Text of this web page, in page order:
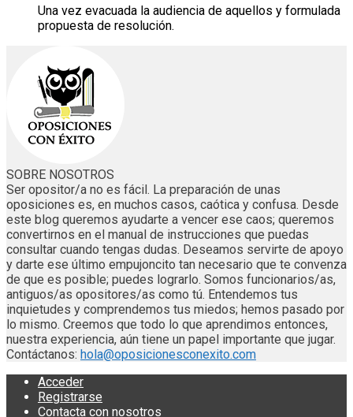
Una vez evacuada la audiencia de aquellos y formulada
propuesta de resolución.
SOBRE NOSOTROS
Ser opositor/a no es fácil. La preparación de unas
oposiciones es, en muchos casos, caótica y confusa. Desde
este blog queremos ayudarte a vencer ese caos; queremos
convertirnos en el manual de instrucciones que puedas
consultar cuando tengas dudas. Deseamos servirte de apoyo
y darte ese último empujoncito tan necesario que te convenza
de que es posible; puedes lograrlo. Somos funcionarios/as,
antiguos/as opositores/as como tú. Entendemos tus
inquietudes y comprendemos tus miedos; hemos pasado por
lo mismo. Creemos que todo lo que aprendimos entonces,
nuestra experiencia, aún tiene un papel importante que jugar.
Contáctanos: hola@oposicionesconexito.com
Acceder
Registrarse
Contacta con nosotros